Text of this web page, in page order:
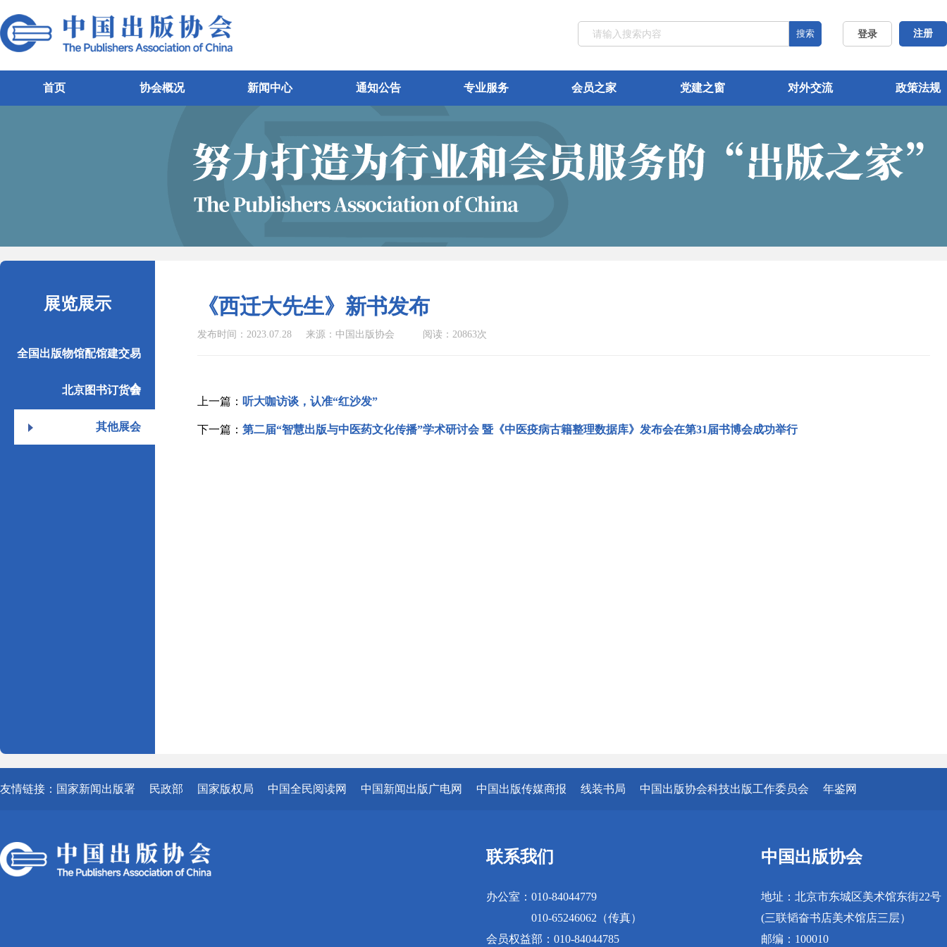
登录 注册
搜索
首页 协会概况 新闻中心 通知公告 专业服务 会员之家 党建之窗 对外交流 政策法规
展览展示
全国出版物馆配馆建交易
会
北京图书订货会
其他展会
《西迁大先生》新书发布
发布时间：2023.07.28 来源：中国出版协会 阅读：20863次
上一篇： 听大咖访谈，认准“红沙发”
下一篇： 第二届“智慧出版与中医药文化传播”学术研讨会 暨《中医疫病古籍整理数据库》发布会在第31届书博会成功举行
友情链接： 国家新闻出版署 民政部 国家版权局 中国全民阅读网 中国新闻出版广电网 中国出版传媒商报 线装书局 中国出版协会科技出版工作委员会 年鉴网
联系我们
办公室：010-84044779
010-65246062（传真）
会员权益部：010-84044785
中国出版协会
地址：北京市东城区美术馆东街22号
(三联韬奋书店美术馆店三层）
邮编：100010